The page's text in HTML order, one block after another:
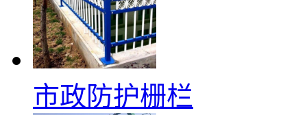
市政防护栅栏